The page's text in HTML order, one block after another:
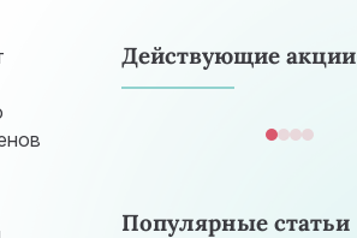
Действующие акции
Популярные статьи